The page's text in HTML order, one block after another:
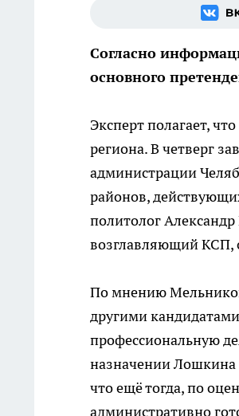
Согласно
основного
Эксперт полагает,
региона. В четверг
администрации
районов,
политолог
возглавляющий КСП,
По мнению
другими
профессиональную
назначении Лошкина
что ещё тогда, по
административно